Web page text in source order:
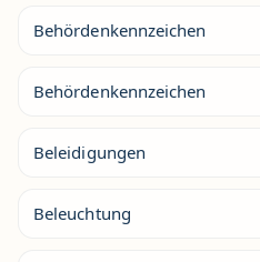
Behördenkennzeichen
Behördenkennzeichen
Beleidigungen
Beleuchtung